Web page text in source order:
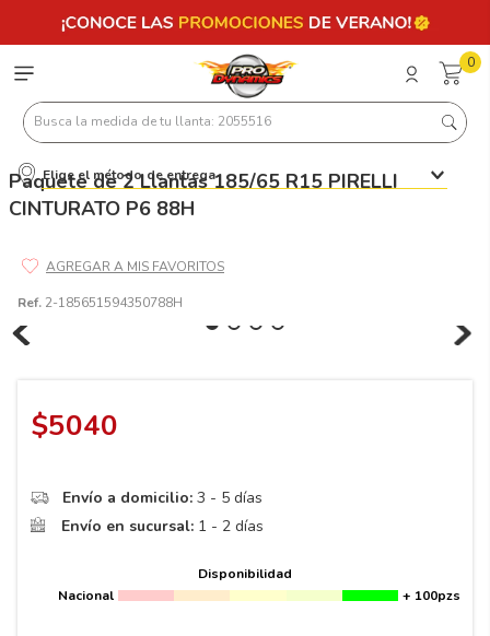
0
Busca la medida de tu llanta: 2055516
Elige el método de entrega
Paquete de 2 Llantas 185/65 R15 PIRELLI
CINTURATO P6 88H
Ref. 2-185651594350788H
$5040
Envío a domicilio: 3 - 5 días
Envío en sucursal: 1 - 2 días
Disponibilidad
Nacional
+ 100pzs
Términos más buscados
8
9.195
10.
265